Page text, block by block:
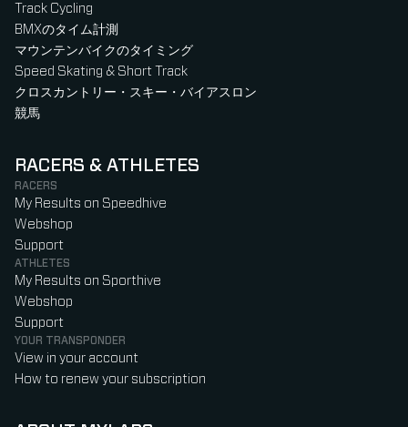
Track Cycling
BMXのタイム計測
マウンテンバイクのタイミング
Speed Skating & Short Track
クロスカントリー・スキー・バイアスロン
競馬
RACERS & ATHLETES
RACERS
My Results on Speedhive
Webshop
Support
ATHLETES
My Results on Sporthive
Webshop
Support
YOUR TRANSPONDER
View in your account
How to renew your subscription